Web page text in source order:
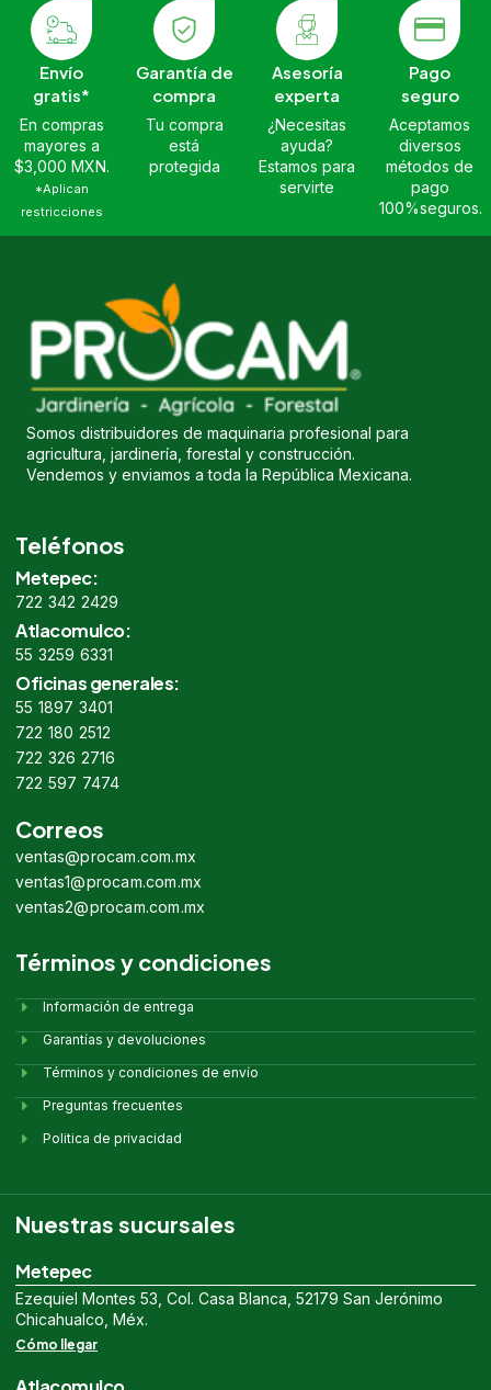
Envío
gratis*
En compras
mayores a
$3,000 MXN.
*Aplican
restricciones
Garantía de
compra
Tu compra
está
protegida
Asesoría
experta
¿Necesitas
ayuda?
Estamos para
servirte
Pago
seguro
Aceptamos
diversos
métodos de
pago
100%seguros.
Somos distribuidores de maquinaria profesional para
agricultura, jardinería, forestal y construcción.
Vendemos y enviamos a toda la República Mexicana.
Teléfonos
Metepec:
722 342 2429
Atlacomulco:
55 3259 6331
Oficinas generales:
55 1897 3401
722 180 2512
722 326 2716
722 597 7474
Correos
ventas@procam.com.mx
ventas1@procam.com.mx
ventas2@procam.com.mx
Términos y condiciones
Información de entrega
Garantías y devoluciones
Términos y condiciones de envío
Preguntas frecuentes
Politica de privacidad
Nuestras sucursales
Metepec
Ezequiel Montes 53, Col. Casa Blanca, 52179 San Jerónimo
Chicahualco, Méx.
Cómo llegar